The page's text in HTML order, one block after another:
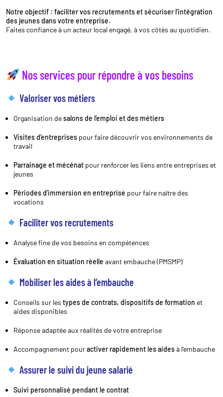
Notre objectif : faciliter vos recrutements et sécuriser l’intégration
des jeunes dans votre entreprise.
Faites confiance à un acteur local engagé, à vos côtés au quotidien.
Nos services pour répondre à vos besoins
Valoriser vos métiers
Organisation desalons de l’emploi et des métiers
Visites d’entreprises pour faire découvrir vos environnements de
travail
Parrainage et mécénat pour renforcer les liens entre entreprises et
jeunes
Périodes d’immersion en entreprise pour faire naître des
vocations
Faciliter vos recrutements
Analyse fine de vos besoins en compétences
Évaluation en situation réelle avant embauche (PMSMP)
Mobiliser les aides à l’embauche
Conseils sur les types de contrats, dispositifs de formation et
aides disponibles
Réponse adaptée aux réalités de votre entreprise
Accompagnement pouractiver rapidement les aidesà l’embauche
Assurer le suivi du jeune salarié
Suivi personnalisé pendant le contrat